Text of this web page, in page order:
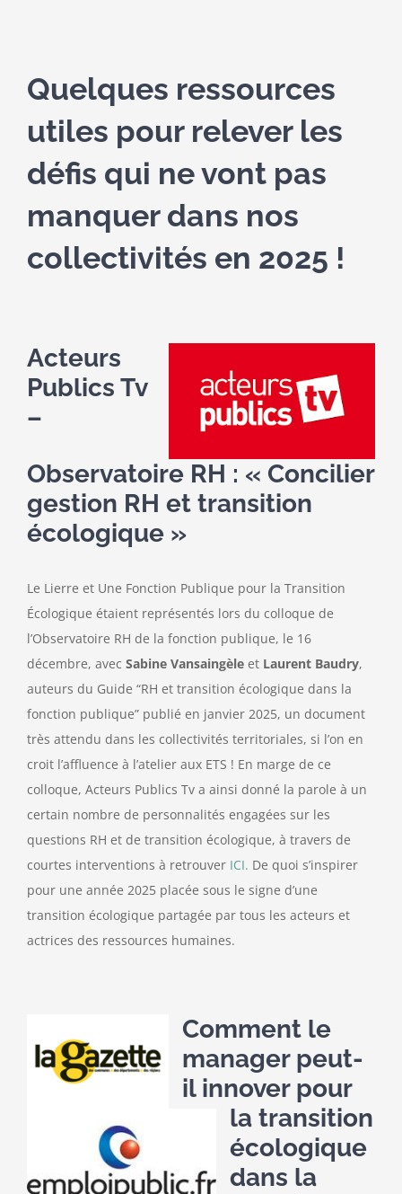
Quelques ressources
utiles pour relever les
défis qui ne vont pas
manquer dans nos
collectivités en 2025 !
Acteurs
Publics Tv
–
Observatoire RH : « Concilier
gestion RH et transition
écologique »
Le Lierre et Une Fonction Publique pour la Transition
Écologique étaient représentés lors du colloque de
l’Observatoire RH de la fonction publique, le 16
décembre, avec Sabine Vansaingèle et Laurent Baudry,
auteurs du Guide “RH et transition écologique dans la
fonction publique” publié en janvier 2025, un document
très attendu dans les collectivités territoriales, si l’on en
croit l’affluence à l’atelier aux ETS ! En marge de ce
colloque, Acteurs Publics Tv a ainsi donné la parole à un
certain nombre de personnalités engagées sur les
questions RH et de transition écologique, à travers de
courtes interventions à retrouver ICI. De quoi s’inspirer
pour une année 2025 placée sous le signe d’une
transition écologique partagée par tous les acteurs et
actrices des ressources humaines.
Comment le
manager peut-
il innover pour
la transition
écologique
dans la